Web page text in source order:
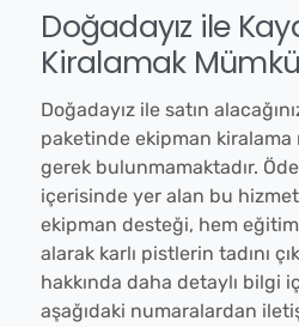
Doğadayız ile
Kiralamak
Doğadayız ile satın
paketinde ekipman kiralama
gerek bulunmamaktadır.
içerisinde yer alan bu
ekipman desteği, hem
alarak karlı pistlerin tadını
hakkında daha detaylı bilgi
aşağıdaki numaralardan